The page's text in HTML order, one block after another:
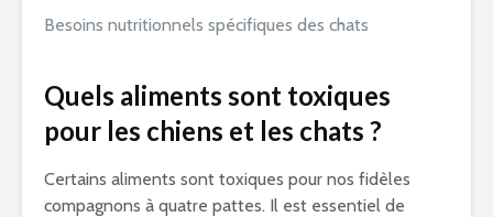
Besoins nutritionnels spécifiques des chats
Quels aliments sont toxiques
pour les chiens et les chats ?
Certains aliments sont toxiques pour nos fidèles
compagnons à quatre pattes. Il est essentiel de